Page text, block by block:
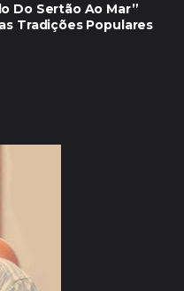
Do Sertão Ao Mar”
Tradições Populares